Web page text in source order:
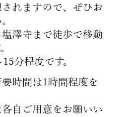
れますので、ぜひお
澤寺まで徒歩で移動
分程度です。
要時間は1時間程度を
自ご用意をお願いい